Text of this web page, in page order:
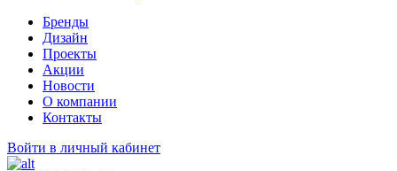
Бренды
Дизайн
Проекты
Акции
Новости
О компании
Контакты
Войти в личный кабинет